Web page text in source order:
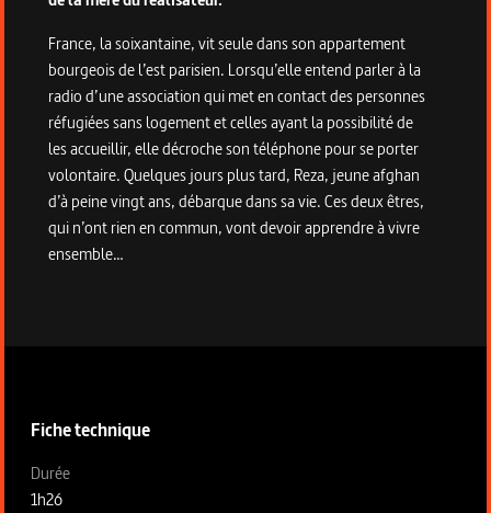
France, la soixantaine, vit seule dans son appartement
bourgeois de l’est parisien. Lorsqu’elle entend parler à la
radio d’une association qui met en contact des personnes
réfugiées sans logement et celles ayant la possibilité de
les accueillir, elle décroche son téléphone pour se porter
volontaire. Quelques jours plus tard, Reza, jeune afghan
d’à peine vingt ans, débarque dans sa vie. Ces deux êtres,
qui n’ont rien en commun, vont devoir apprendre à vivre
ensemble…
Fiche technique
Fiche technique section gauche
Durée
1h26